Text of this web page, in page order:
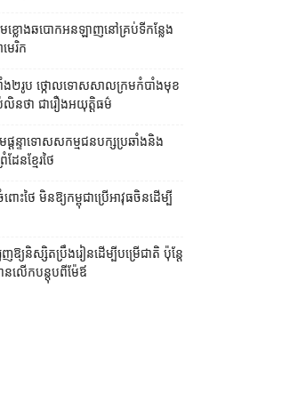
មេខ្លោង​ឆបោក​អនឡាញ​នៅ​គ្រប់​ទីកន្លែង​
េរិក
ង​២​រូប ថ្កោលទោស​សាលក្រម​កំបាំងមុខ​
លិន​ថា ជា​រឿង​អយុត្តិធម៌
ដន្ទាទោស​សកម្មជន​បក្ស​ប្រឆាំង​និង​
ែន​ខ្មែរ​ថៃ
ះ​ថៃ មិន​ឱ្យ​កម្ពុជា​ប្រើ​អាវុធ​ចិន​ដើម្បី​
និស្សិត​ប្រឹងរៀន​ដើម្បី​បម្រើ​ជាតិ ប៉ុន្តែ​
ន​លើក​បន្តុប​ពី​ម៉ែឪ